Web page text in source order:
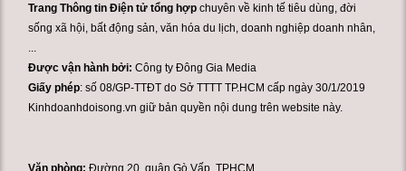
Trang Thông tin Điện tử tổng hợp chuyên về kinh tế tiêu dùng, đời
sống xã hội, bất động sản, văn hóa du lịch, doanh nghiệp doanh nhân,
Được vận hành bởi:Công ty Đông Gia Media
Giấy phép: số 08/GP-TTĐT do Sở TTTT TP.HCM cấp ngày 30/1/2019
Kinhdoanhdoisong.vn giữ bản quyền nội dung trên website này.
Văn phòng:Đường 20. quận Gò Vấp, TPHCM